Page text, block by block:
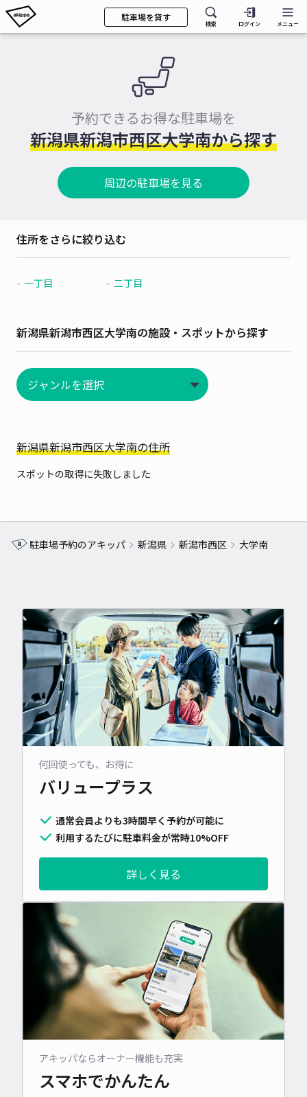
駐車場を貸す
検索 ログイン メニュー
予約できるお得な駐車場を
新潟県新潟市西区大学南から探す
周辺の駐車場を見る
住所をさらに絞り込む
一丁目 二丁目
新潟県新潟市西区大学南の施設・スポットから探す
新潟県新潟市西区大学南の住所
スポットの取得に失敗しました
駐車場予約のアキッパ 新潟県 新潟市西区 大学南
何回使っても、お得に
バリュープラス
通常会員よりも3時間早く予約が可能に
利用するたびに駐車料金が常時10%OFF
詳しく見る
アキッパならオーナー機能も充実
スマホでかんたん